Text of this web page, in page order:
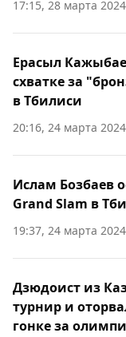
17:15, 28 марта 2024
Ерасыл
схватке за
в Тбилиси
20:16, 24 марта 2024
Ислам Бозбаев
Grand Slam в
19:37, 24 марта 2024
Дзюдоист из
турнир и
гонке за